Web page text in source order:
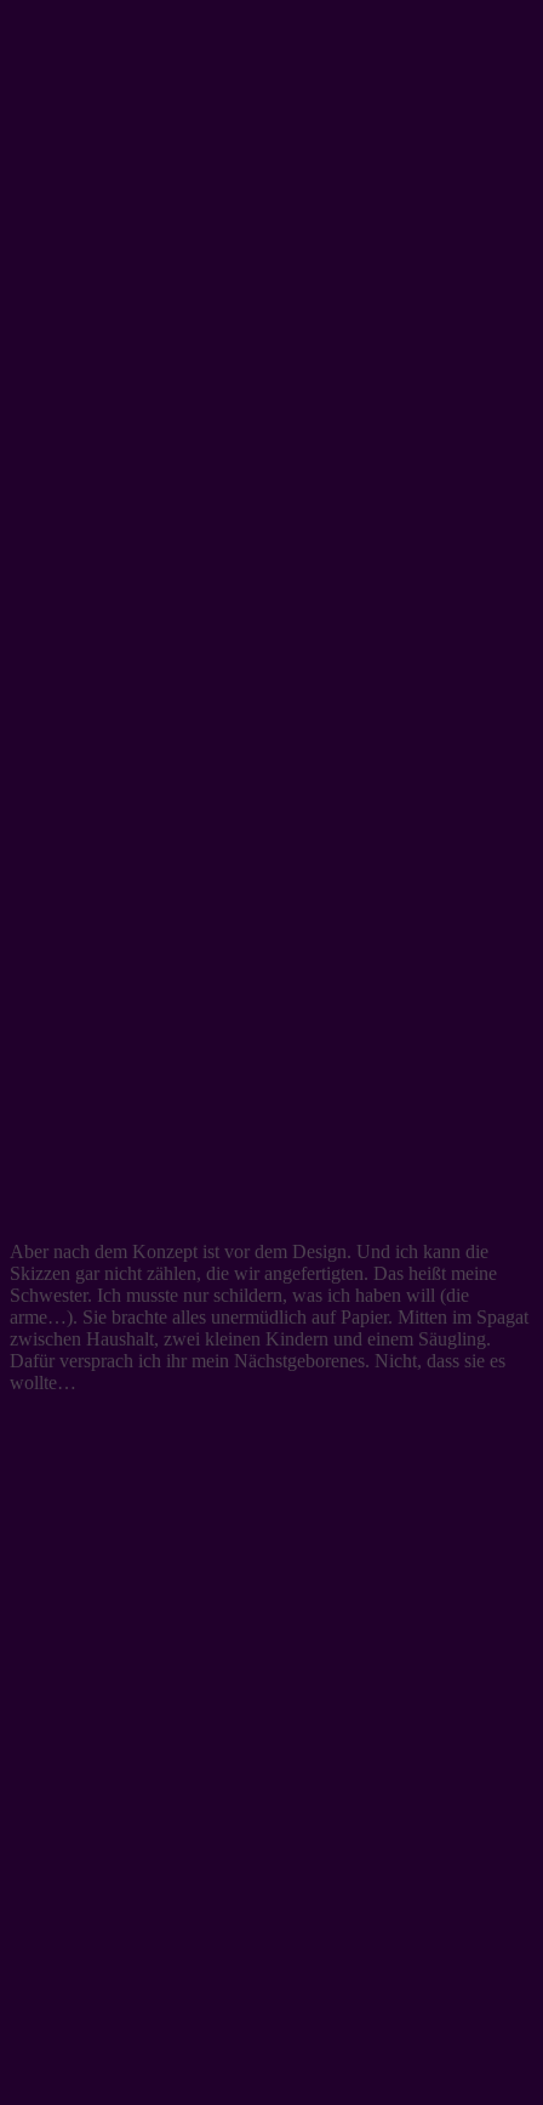
Aber nach dem Konzept ist vor dem Design. Und ich kann die
Skizzen gar nicht zählen, die wir angefertigten. Das heißt meine
Schwester. Ich musste nur schildern, was ich haben will (die
arme…). Sie brachte alles unermüdlich auf Papier. Mitten im Spagat
zwischen Haushalt, zwei kleinen Kindern und einem Säugling.
Dafür versprach ich ihr mein Nächstgeborenes. Nicht, dass sie es
wollte…